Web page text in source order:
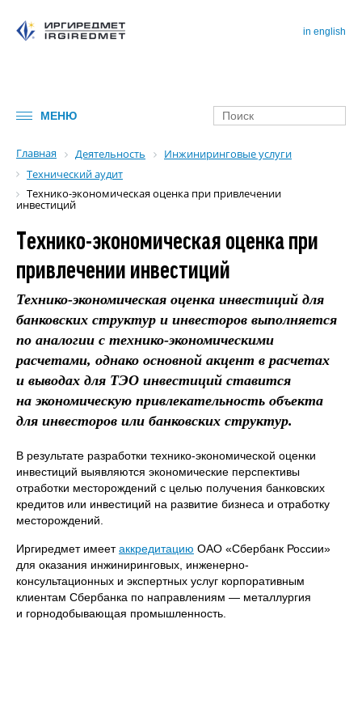
МЕНЮ
in english
Главная Деятельность
Инжиниринговые услуги
Технический аудит
Технико-экономическая оценка при привлечении
инвестиций
Технико-экономическая оценка при
привлечении инвестиций
Технико-экономическая оценка инвестиций для
банковских структур и инвесторов выполняется
по аналогии с технико-экономическими
расчетами, однако основной акцент в расчетах
и выводах для ТЭО инвестиций ставится
на экономическую привлекательность объекта
для инвесторов или банковских структур.
В результате разработки технико-экономической оценки
инвестиций выявляются экономические перспективы
отработки месторождений с целью получения банковских
кредитов или инвестиций на развитие бизнеса и отработку
месторождений.
Иргиредмет имеетаккредитацию ОАО «Сбербанк России»
для оказания инжиниринговых, инженерно-
консультационных и экспертных услуг корпоративным
клиентам Сбербанка по направлениям — металлургия
и горнодобывающая промышленность.
E-mail
Наименование
Отправить